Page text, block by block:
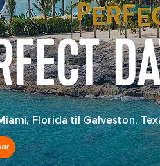
Florida til Galveston,